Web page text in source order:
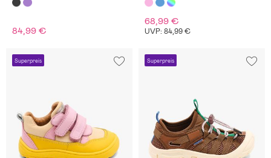
84,99 €
68,99 €
UVP: 84,99 €
Superpreis Superpreis